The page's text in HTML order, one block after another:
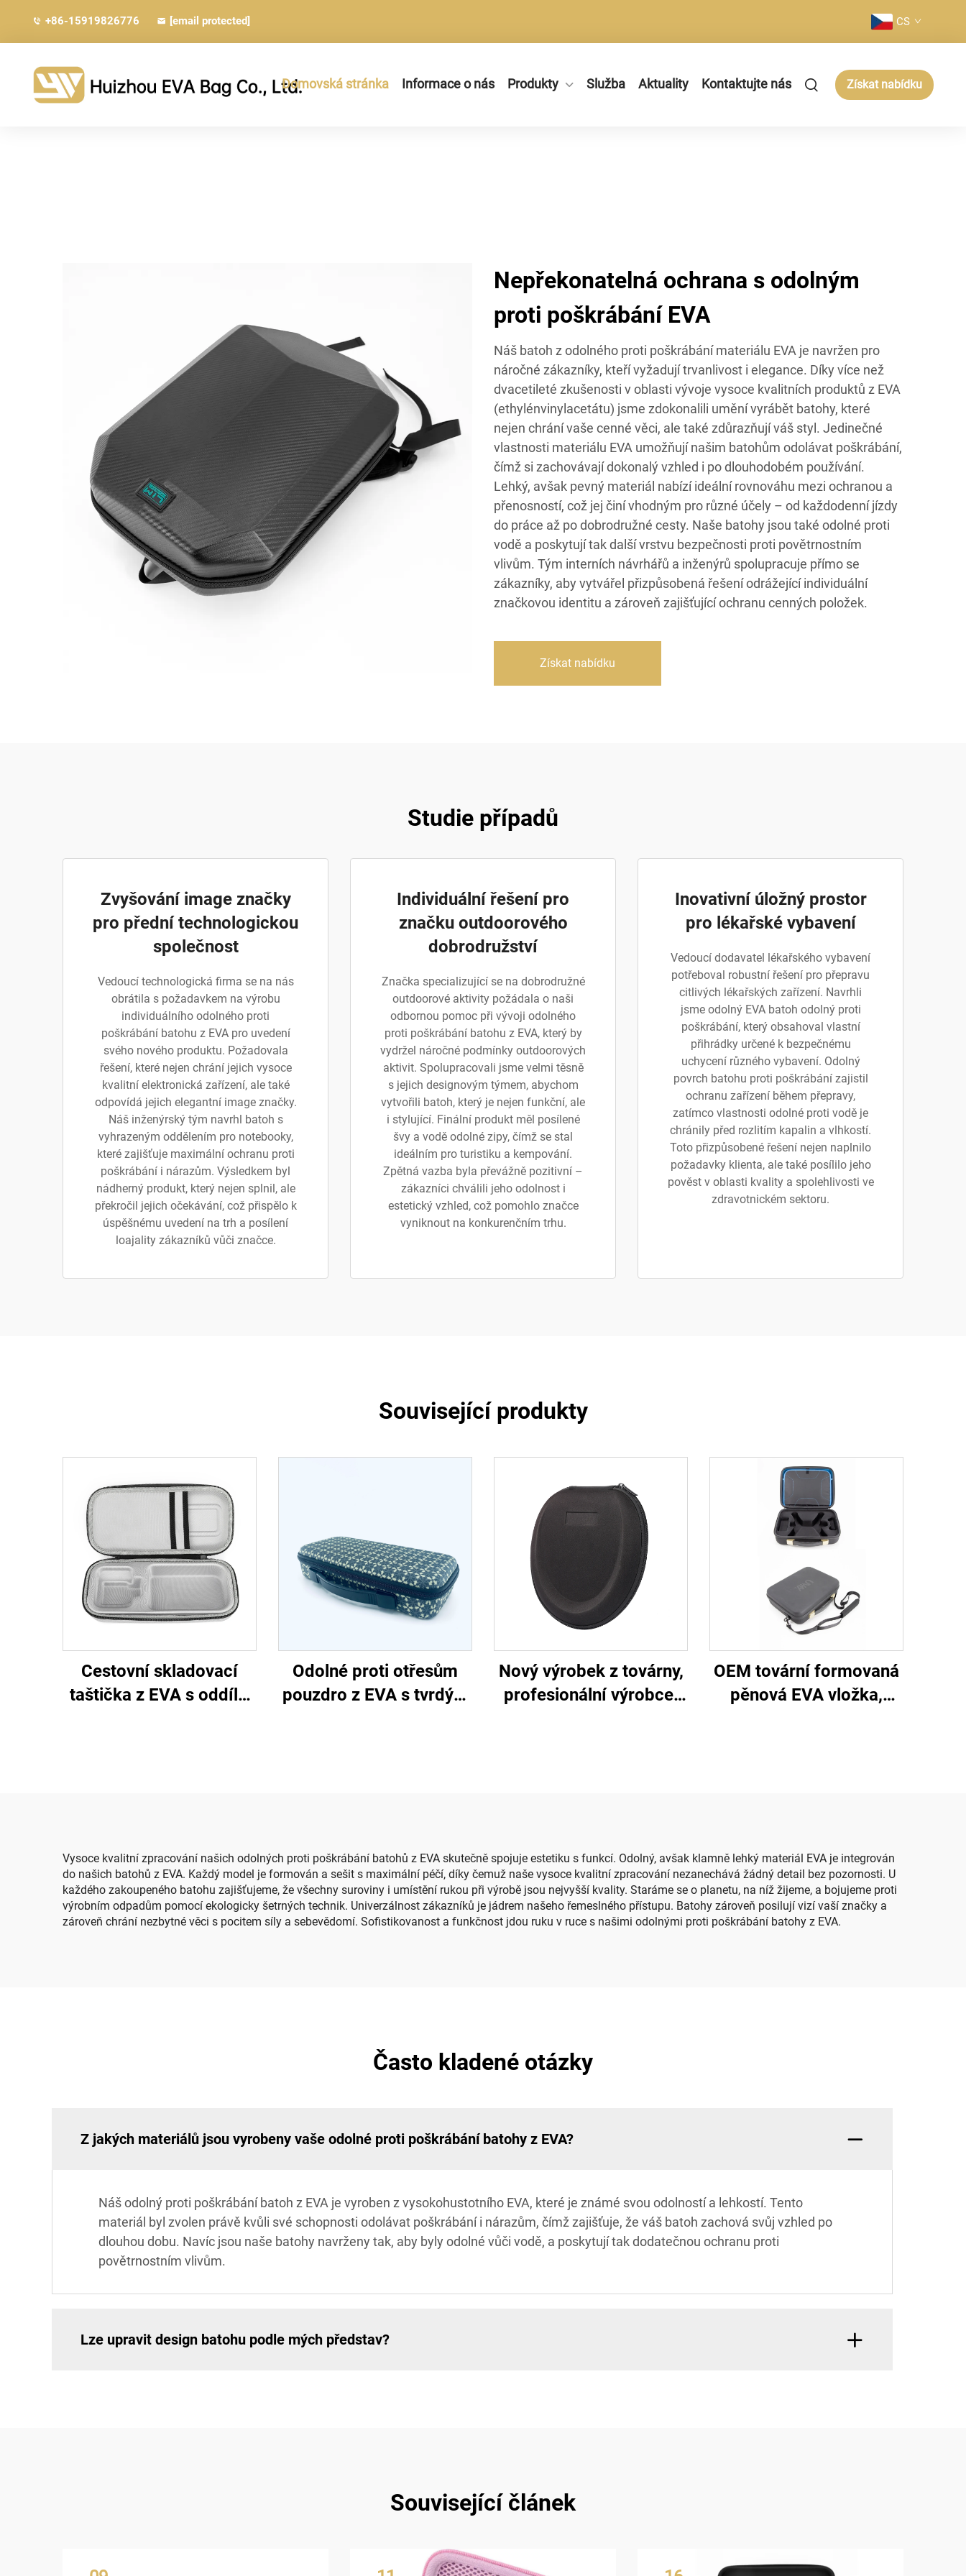
+86-15919826776 [email protected] CS
Domovská stránka Informace o nás Produkty Služba Aktuality Kontaktujte nás Získat nabídku
Nepřekonatelná ochrana s odolným
proti poškrábání EVA
Náš batoh z odolného proti poškrábání materiálu EVA je navržen pro
náročné zákazníky, kteří vyžadují trvanlivost i elegance. Díky více než
dvacetileté zkušenosti v oblasti vývoje vysoce kvalitních produktů z EVA
(ethylénvinylacetátu) jsme zdokonalili umění vyrábět batohy, které
nejen chrání vaše cenné věci, ale také zdůrazňují váš styl. Jedinečné
vlastnosti materiálu EVA umožňují našim batohům odolávat poškrábání,
čímž si zachovávají dokonalý vzhled i po dlouhodobém používání.
Lehký, avšak pevný materiál nabízí ideální rovnováhu mezi ochranou a
přenosností, což jej činí vhodným pro různé účely – od každodenní jízdy
do práce až po dobrodružné cesty. Naše batohy jsou také odolné proti
vodě a poskytují tak další vrstvu bezpečnosti proti povětrnostním
vlivům. Tým interních návrhářů a inženýrů spolupracuje přímo se
zákazníky, aby vytvářel přizpůsobená řešení odrážející individuální
značkovou identitu a zároveň zajišťující ochranu cenných položek.
Získat nabídku
Studie případů
Zvyšování image značky
pro přední technologickou
společnost
Vedoucí technologická firma se na nás
obrátila s požadavkem na výrobu
individuálního odolného proti
poškrábání batohu z EVA pro uvedení
svého nového produktu. Požadovala
řešení, které nejen chrání jejich vysoce
kvalitní elektronická zařízení, ale také
odpovídá jejich elegantní image značky.
Náš inženýrský tým navrhl batoh s
vyhrazeným oddělením pro notebooky,
které zajišťuje maximální ochranu proti
poškrábání i nárazům. Výsledkem byl
nádherný produkt, který nejen splnil, ale
překročil jejich očekávání, což přispělo k
úspěšnému uvedení na trh a posílení
loajality zákazníků vůči značce.
Individuální řešení pro
značku outdoorového
dobrodružství
Značka specializující se na dobrodružné
outdoorové aktivity požádala o naši
odbornou pomoc při vývoji odolného
proti poškrábání batohu z EVA, který by
vydržel náročné podmínky outdoorových
aktivit. Spolupracovali jsme velmi těsně
s jejich designovým týmem, abychom
vytvořili batoh, který je nejen funkční, ale
i stylující. Finální produkt měl posílené
švy a vodě odolné zipy, čímž se stal
ideálním pro turistiku a kempování.
Zpětná vazba byla převážně pozitivní –
zákazníci chválili jeho odolnost i
estetický vzhled, což pomohlo značce
vyniknout na konkurenčním trhu.
Inovativní úložný prostor
pro lékařské vybavení
Vedoucí dodavatel lékařského vybavení
potřeboval robustní řešení pro přepravu
citlivých lékařských zařízení. Navrhli
jsme odolný EVA batoh odolný proti
poškrábání, který obsahoval vlastní
přihrádky určené k bezpečnému
uchycení různého vybavení. Odolný
povrch batohu proti poškrábání zajistil
ochranu zařízení během přepravy,
zatímco vlastnosti odolné proti vodě je
chránily před rozlitím kapalin a vlhkostí.
Toto přizpůsobené řešení nejen naplnilo
požadavky klienta, ale také posílilo jeho
pověst v oblasti kvality a spolehlivosti ve
zdravotnickém sektoru.
Související produkty
Cestovní skladovací
taštička z EVA s oddíly,
Odolné proti otřesům
pouzdro z EVA s tvrdým
Nový výrobek z továrny,
profesionální výrobce,
OEM tovární formovaná
pěnová EVA vložka,
Vysoce kvalitní zpracování našich odolných proti poškrábání batohů z EVA skutečně spojuje estetiku s funkcí. Odolný, avšak klamně lehký materiál EVA je integrován
do našich batohů z EVA. Každý model je formován a sešit s maximální péčí, díky čemuž naše vysoce kvalitní zpracování nezanechává žádný detail bez pozornosti. U
každého zakoupeného batohu zajišťujeme, že všechny suroviny i umístění rukou při výrobě jsou nejvyšší kvality. Staráme se o planetu, na níž žijeme, a bojujeme proti
výrobním odpadům pomocí ekologicky šetrných technik. Univerzálnost zákazníků je jádrem našeho řemeslného přístupu. Batohy zároveň posilují vizí vaší značky a
zároveň chrání nezbytné věci s pocitem síly a sebevědomí. Sofistikovanost a funkčnost jdou ruku v ruce s našimi odolnými proti poškrábání batohy z EVA.
Často kladené otázky
Z jakých materiálů jsou vyrobeny vaše odolné proti poškrábání batohy z EVA?
Náš odolný proti poškrábání batoh z EVA je vyroben z vysokohustotního EVA, které je známé svou odolností a lehkostí. Tento
materiál byl zvolen právě kvůli své schopnosti odolávat poškrábání i nárazům, čímž zajišťuje, že váš batoh zachová svůj vzhled po
dlouhou dobu. Navíc jsou naše batohy navrženy tak, aby byly odolné vůči vodě, a poskytují tak dodatečnou ochranu proti
povětrnostním vlivům.
Lze upravit design batohu podle mých představ?
Související článek